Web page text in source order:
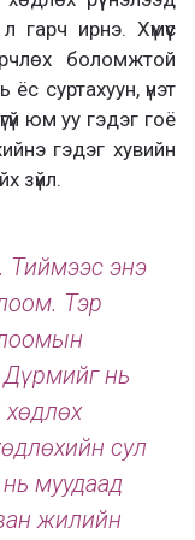
ирнэ. Хүмүүс
боломжтой
суртахуун, үнэт
юм уу гэдэг гоё
гэдэг хувийн
зүйл.
Тиймээс энэ
Тэр
нь
хөдлөх
сул
муудаад
жилийн